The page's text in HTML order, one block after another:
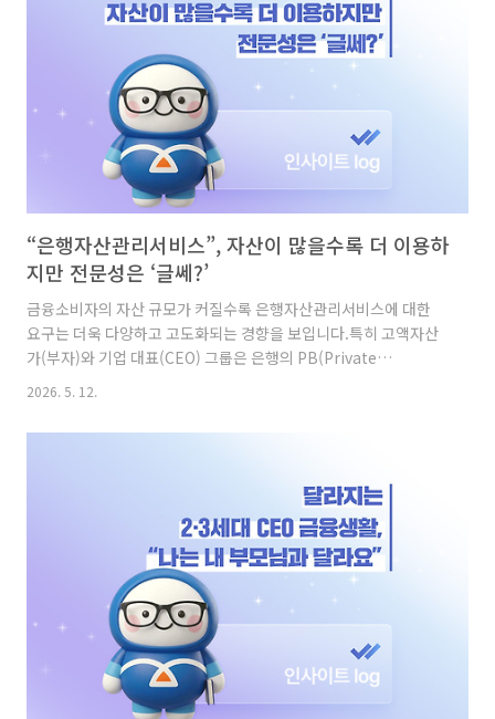
은행은 정책금융기관으로서의 본연의 역할에 충실하며 견조한 성
“은행자산관리서비스”, 자산이 많을수록 더 이용하
지만 전문성은 ‘글쎄?’
금융소비자의 자산 규모가 커질수록 은행자산관리서비스에 대한
요구는 더욱 다양하고 고도화되는 경향을 보입니다.특히 고액자산
가(부자)와 기업 대표(CEO) 그룹은 은행의 PB(Private
Banking)·WM(Wealth Management) 비즈니스 영역에서 가장
유 자산의 규모별 은행자산관리서비스 이용 행태와 그에 대한 금융
많을수록 더 자주 찾는 은행 PB·WM 서비스 먼저 국내 고액자산가
의 약 3분의 1에 해당하는 36.5%는 현재 은행의 고액자산가 대상
은행자산관리서비스를 정기적으로 이용하고 있거나, 과거에 이용
해 본 경험을 가지고 있는 것으로 조사되었습니다.이러한 서비스
2026. 5. 12.